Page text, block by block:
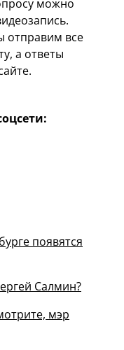
можно
отправим все
а ответы
появятся
Салмин?
мэр